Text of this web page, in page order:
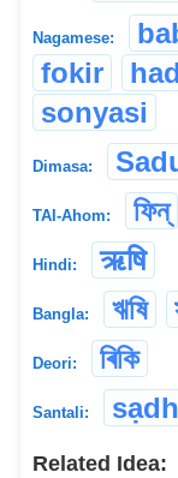
Nagamese:
fokir
sonyasi
Dimasa:
TAI-Ahom: ফিন্
Hindi: ऋषि
Bangla: ঋষি
Deori: ৰিকি
Santali:
Related Idea: